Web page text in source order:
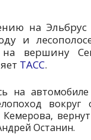
на Эльбрус
и
вершину
ТАСС.
на
вокруг
Останин.